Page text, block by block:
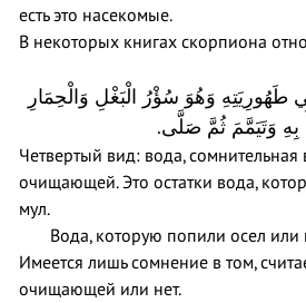
есть это насекомые.
В некоторых книгах скорпиона
طَهُورِيَتِهِ وَهُوَ سُؤْرُ الْبَغْلِ وَالْحِمَارِ
بِهِ وَتَيَمَّمَ ثُمَّ صَلَّى.
Четвертый вид: вода, сомнительная
очищающей. Это остатки вода,
мул.
Вода, которую попили осел или
Имеется лишь сомнение в том,
очищающей или нет.